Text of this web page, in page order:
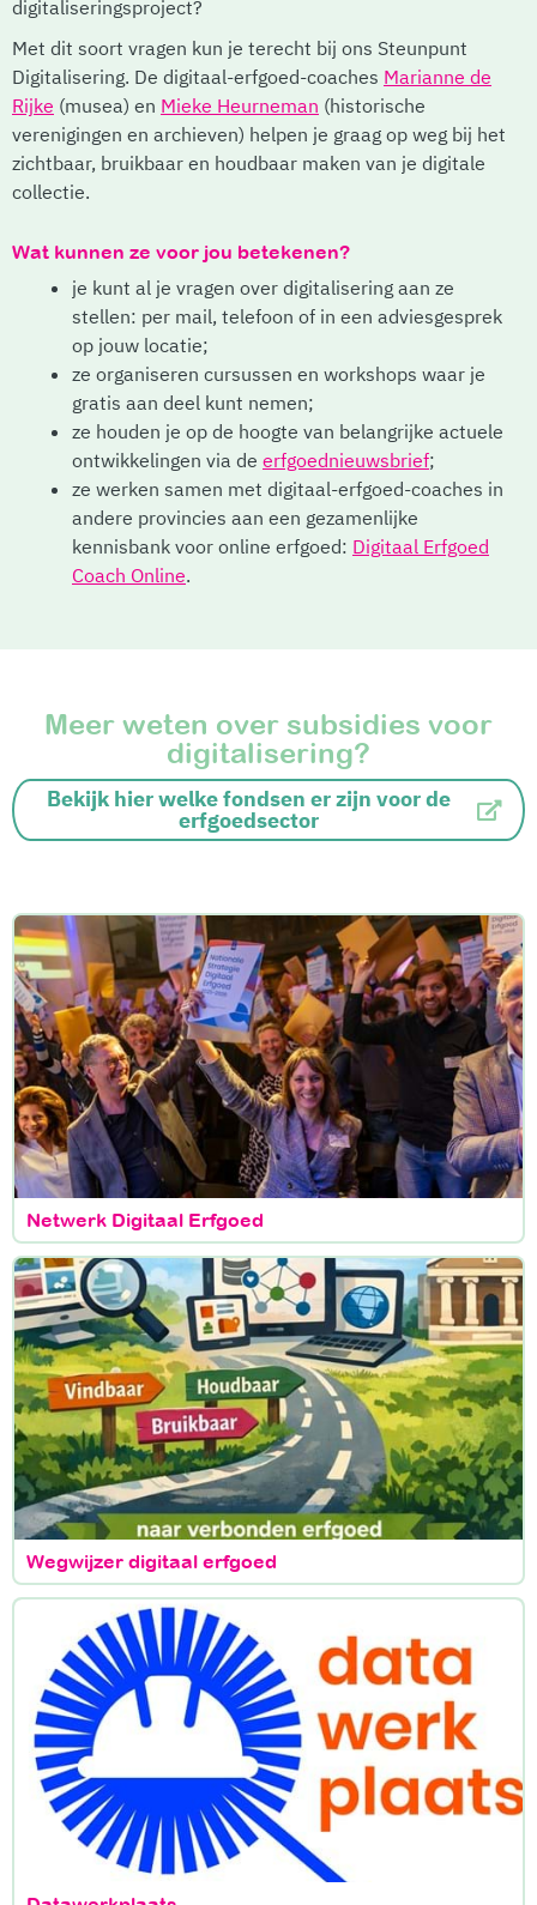
digitaliseringsproject?
Met dit soort vragen kun je terecht bij ons Steunpunt
Digitalisering. De digitaal-erfgoed-coaches Marianne de
Rijke (musea) en Mieke Heurneman (historische
verenigingen en archieven) helpen je graag op weg bij het
zichtbaar, bruikbaar en houdbaar maken van je digitale
collectie.
Wat kunnen ze voor jou betekenen?
je kunt al je vragen over digitalisering aan ze
stellen: per mail, telefoon of in een adviesgesprek
op jouw locatie;
ze organiseren cursussen en workshops waar je
gratis aan deel kunt nemen;
ze houden je op de hoogte van belangrijke actuele
ontwikkelingen via de erfgoednieuwsbrief;
ze werken samen met digitaal-erfgoed-coaches in
andere provincies aan een gezamenlijke
kennisbank voor online erfgoed: Digitaal Erfgoed
Coach Online.
Meer weten over subsidies voor
digitalisering?
Bekijk hier welke fondsen er zijn voor de
erfgoedsector
Netwerk Digitaal Erfgoed
Wegwijzer digitaal erfgoed